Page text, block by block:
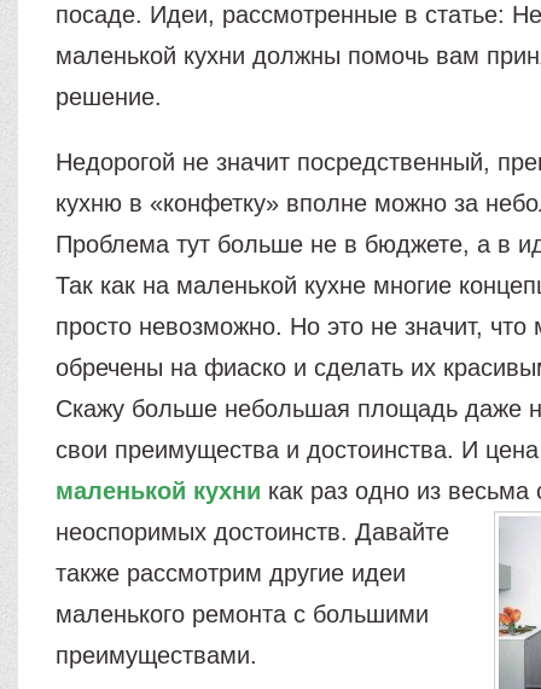
посаде. Идеи, рассмотренные в статье:
маленькой кухни должны помочь вам
решение.
Недорогой не значит посредственный,
кухню в «конфетку» вполне можно за
Проблема тут больше не в бюджете, а в
Так как на маленькой кухне многие
просто невозможно. Но это не значит, что
обречены на фиаско и сделать их
Скажу больше небольшая площадь даже
свои преимущества и достоинства. И
маленькой кухни как раз одно из
неоспоримых достоинств. Давайте
также рассмотрим другие идеи
маленького ремонта с большими
преимуществами.